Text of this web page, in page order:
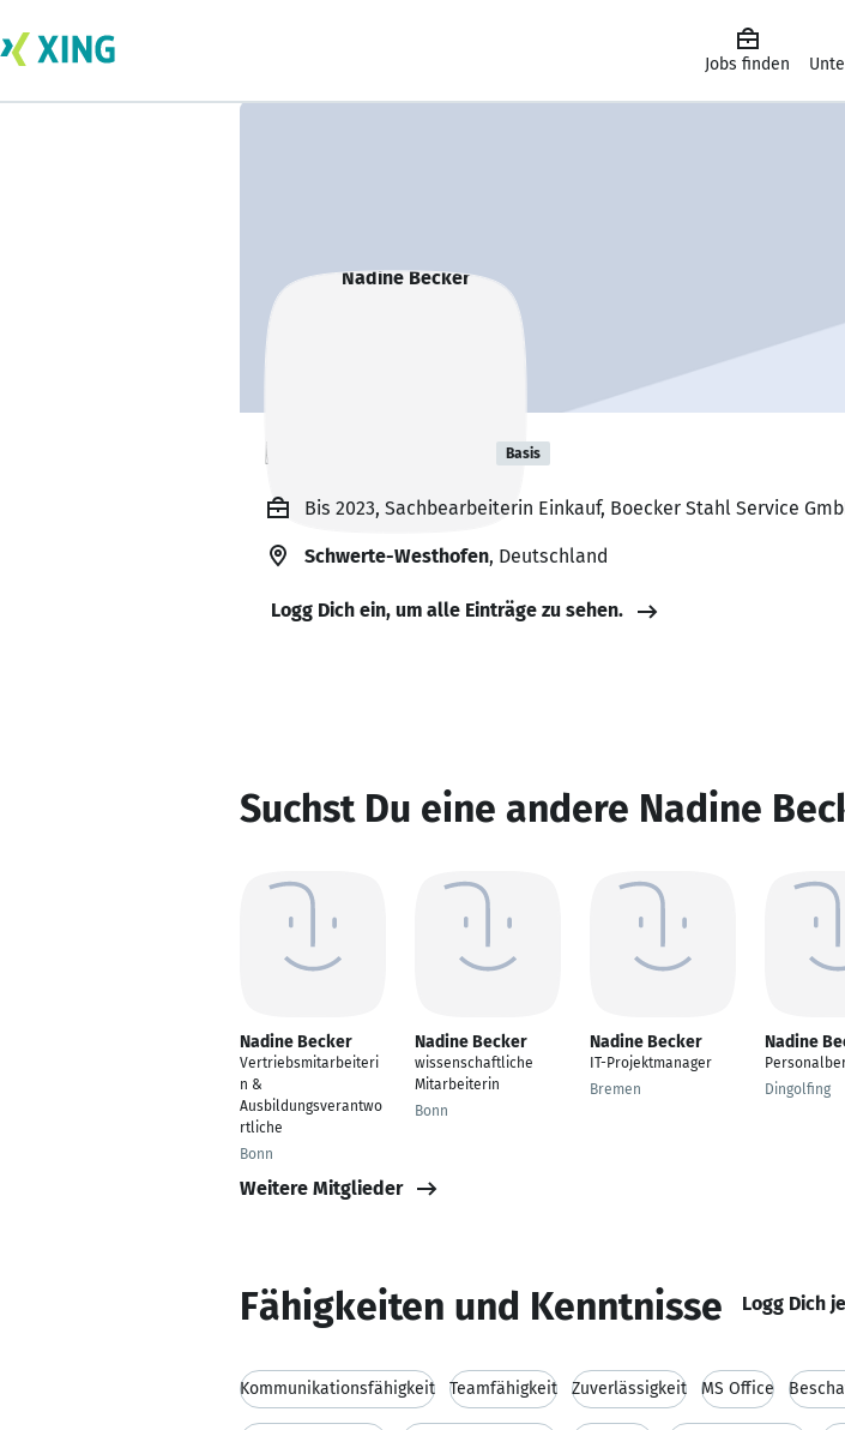
Jobs finden
Nadine Becker Basis
Bis 2023, Sachbearbeiterin Einkauf, Boecker Stahl Service
Schwerte-Westhofen, Deutschland
Logg Dich ein, um alle Einträge zu sehen.
Suchst Du eine andere Nadine
Nadine Becker
Vertriebsmitarbeiteri
n &
Ausbildungsverantwo
rtliche
Bonn
Nadine Becker
wissenschaftliche
Mitarbeiterin
Bonn
Nadine Becker
IT-Projektmanager
Bremen
Nadine
Dingolfing
Weitere Mitglieder
Fähigkeiten und Kenntnisse Logg Dich
Kommunikationsfähigkeit Teamfähigkeit Zuverlässigkeit MS Office